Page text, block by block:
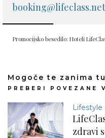
booking@lifeclass.net
Promocijsko besedilo: Hoteli
Mogoče te zanima
PREBERI POVEZANE
Lifestyle
zdravi